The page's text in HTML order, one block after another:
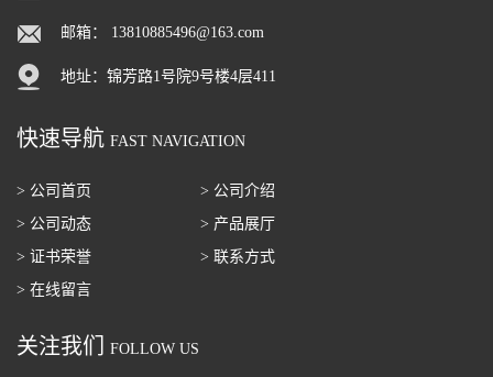
邮箱： 13810885496@163.com
地址：锦芳路1号院9号楼4层411
快速导航 FAST NAVIGATION
> 公司首页
> 公司介绍
> 公司动态
> 产品展厅
> 证书荣誉
> 联系方式
> 在线留言
关注我们 FOLLOW US